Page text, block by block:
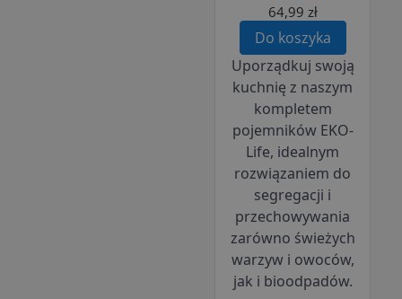
64,99 zł
Do koszyka
Uporządkuj swoją
kuchnię z naszym
kompletem
pojemników EKO-
Life, idealnym
rozwiązaniem do
segregacji i
przechowywania
zarówno świeżych
warzyw i owoców,
jak i bioodpadów.